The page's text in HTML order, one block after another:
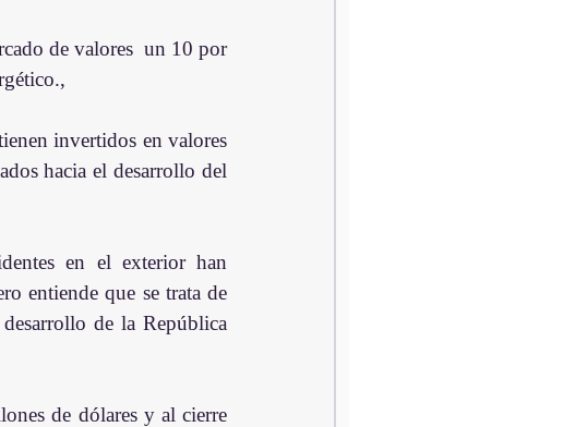
de valores  un 10 por
invertidos en valores
hacia el desarrollo del
en el exterior han
entiende que se trata de
de la República
de dólares y al cierre